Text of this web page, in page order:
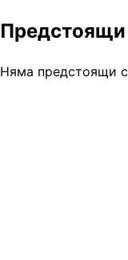
Предстоящи
Няма предстоящи